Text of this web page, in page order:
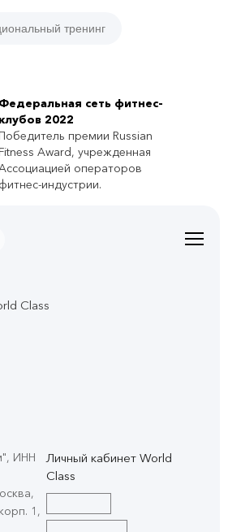
тренинг
Федеральная сеть фитнес-
клубов 2022
Победитель премии Russian
Fitness Award, учрежденная
операторов
фитнес-индустрии.
Class
ИНН
1 ,
Личный кабинет World
Class